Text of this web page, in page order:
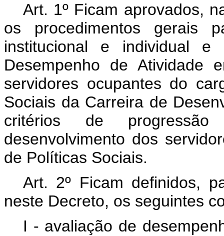
Art. 1º Ficam aprovados,
os procedimentos gerais
institucional e individual
Desempenho de Atividade
servidores ocupantes do
Sociais da Carreira de
critérios de
desenvolvimento dos
de Políticas Sociais.
Art. 2º Ficam definidos,
neste Decreto, os seguintes
I - avaliação de